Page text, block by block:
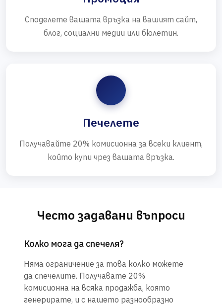
Споделете вашата връзка на вашият сайт,
блог, социални медии или бюлетин.
Печелете
Получавайте 20% комисионна за всеки клиент,
който купи чрез вашата връзка.
Често задавани въпроси
Колко мога да спечеля?
Няма ограничение за това колко можете
да спечелите. Получавате 20%
комисионна на всяка продажба, която
генерирате, и с нашето разнообразно